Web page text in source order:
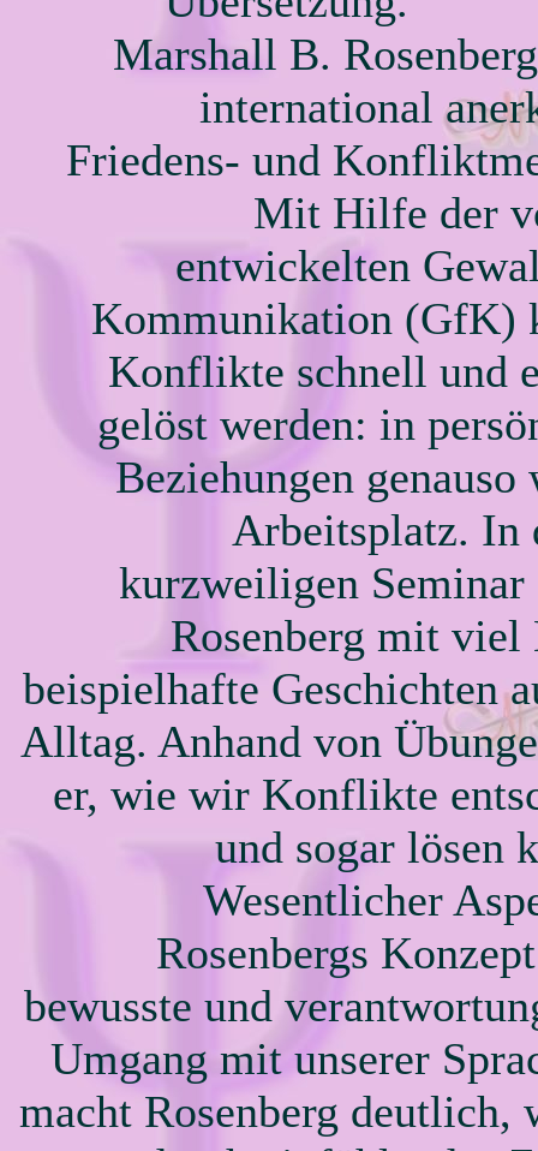
Marshall B.
international
Friedens- und
Mit Hilfe der
entwickelten
Kommunikation (GfK)
Konflikte schnell und
gelöst werden: in
Beziehungen genauso
Arbeitsplatz. In
kurzweiligen Seminar
Rosenberg mit viel
beispielhafte Geschichten
Alltag. Anhand von
er, wie wir Konflikte
und sogar lösen
Wesentlicher
Rosenbergs
bewusste und
Umgang mit unserer
macht Rosenberg deutlich,